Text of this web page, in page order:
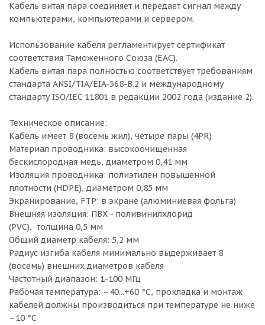
Кабель витая пара соединяет и передает сигнал между
компьютерами, компьютерами и сервером.
Использование кабеля регламентирует сертификат
соответствия Таможенного Союза (EAC).
Кабель витая пара полностью соответствует требованиям
стандарта ANSI/TIA/EIA-568-B.2 и международному
стандарту ISO/IEC 11801 в редакции 2002 года (издание 2).
Техническое описание:
Кабель имеет 8 (восемь жил), четыре пары (4PR)
Материал проводника: высокоочищенная
бескислородная медь, диаметром 0,41 мм
Изоляция проводника: полиэтилен повышенной
плотности (HDPE), диаметром 0,85 мм
Экранирование, FTP: в экране (алюминиевая фольга)
Внешняя изоляция: ПВХ - поливинилхлорид
(PVC), толщина 0,5 мм
Общий диаметр кабеля: 5,2 мм
Радиус изгиба кабеля минимально выдерживает 8
(восемь) внешних диаметров кабеля
Частотный диапазон: 1-100 МГц
Рабочая температура: –40...+60 °C, прокладка и монтаж
кабелей должны производиться при температуре не ниже
–10 °С